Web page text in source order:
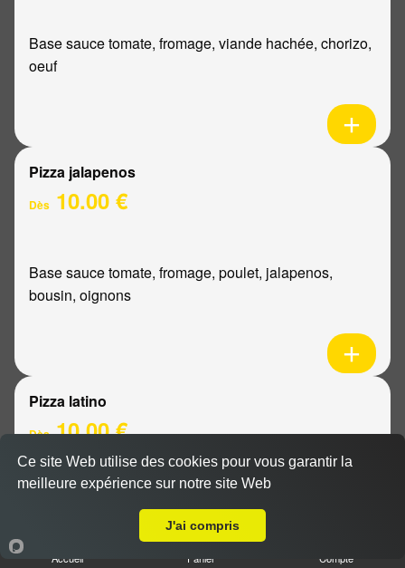
Base sauce tomate, fromage, viande hachée, chorizo,
oeuf
Pizza jalapenos
Dès 10.00 €
Base sauce tomate, fromage, poulet, jalapenos,
bousin, oignons
Pizza latino
Dès10.00 €
Accueil Panier Compte
Ce site Web utilise des cookies pour vous garantir la
meilleure expérience sur notre site Web
J'ai compris